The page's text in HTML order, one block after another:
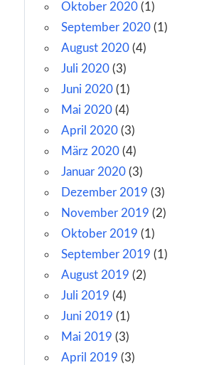
Oktober 2020 (1)
September 2020 (1)
August 2020 (4)
Juli 2020 (3)
Juni 2020 (1)
Mai 2020 (4)
April 2020 (3)
März 2020 (4)
Januar 2020 (3)
Dezember 2019 (3)
November 2019 (2)
Oktober 2019 (1)
September 2019 (1)
August 2019 (2)
Juli 2019 (4)
Juni 2019 (1)
Mai 2019 (3)
April 2019 (3)